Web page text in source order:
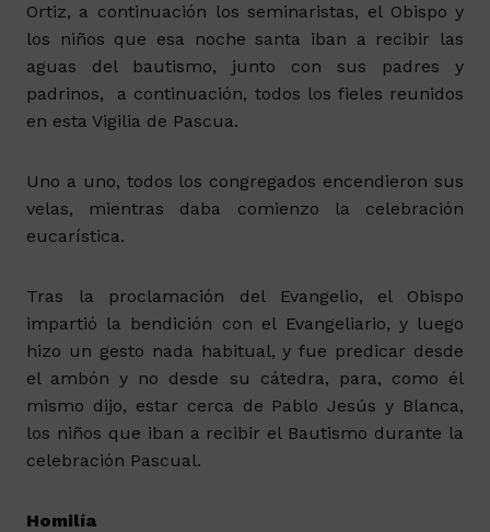
Ortiz, a continuación los seminaristas, el Obispo y
los niños que esa noche santa iban a recibir las
aguas del bautismo, junto con sus padres y
padrinos, a continuación, todos los fieles reunidos
en esta Vigilia de Pascua.
Uno a uno, todos los congregados encendieron sus
velas, mientras daba comienzo la celebración
eucarística.
Tras la proclamación del Evangelio, el Obispo
impartió la bendición con el Evangeliario, y luego
hizo un gesto nada habitual, y fue predicar desde
el ambón y no desde su cátedra, para, como él
mismo dijo, estar cerca de Pablo Jesús y Blanca,
los niños que iban a recibir el Bautismo durante la
celebración Pascual.
Homilía